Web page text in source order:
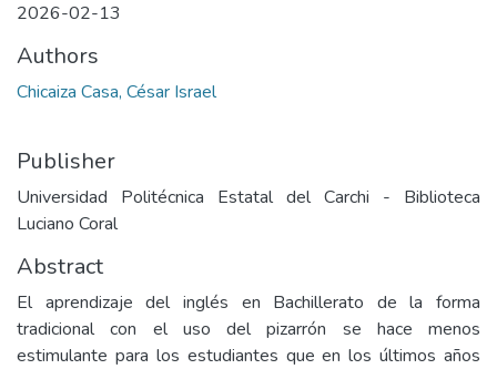
2026-02-13
Authors
Chicaiza Casa, César Israel
Publisher
Universidad Politécnica Estatal del Carchi - Biblioteca
Luciano Coral
Abstract
El aprendizaje del inglés en Bachillerato de la forma
tradicional con el uso del pizarrón se hace menos
estimulante para los estudiantes que en los últimos años